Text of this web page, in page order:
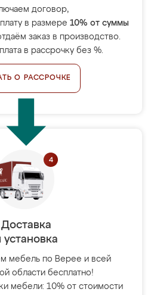
договор,
в размере 10% от суммы
заказ в производство.
в рассрочку без %.
О РАССРОЧКЕ
Доставка
установка
мебель по Верее и всей
области бесплатно!
мебели: 10% от стоимости